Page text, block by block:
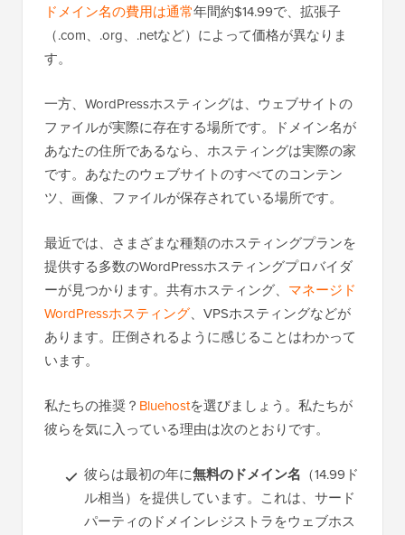
ドメイン名の費用は通常年間約$14.99で、拡張子
（.com、.org、.netなど）によって価格が異なりま
す。
一方、WordPressホスティングは、ウェブサイトの
ファイルが実際に存在する場所です。ドメイン名が
あなたの住所であるなら、ホスティングは実際の家
です。あなたのウェブサイトのすべてのコンテン
ツ、画像、ファイルが保存されている場所です。
最近では、さまざまな種類のホスティングプランを
提供する多数のWordPressホスティングプロバイダ
ーが見つかります。共有ホスティング、 マネージド
WordPressホスティング、VPSホスティングなどが
あります。圧倒されるように感じることはわかって
います。
私たちの推奨？ Bluehostを選びましょう。私たちが
彼らを気に入っている理由は次のとおりです。
彼らは最初の年に無料のドメイン名 （14.99ド
ル相当）を提供しています。これは、サード
パーティのドメインレジストラをウェブホス